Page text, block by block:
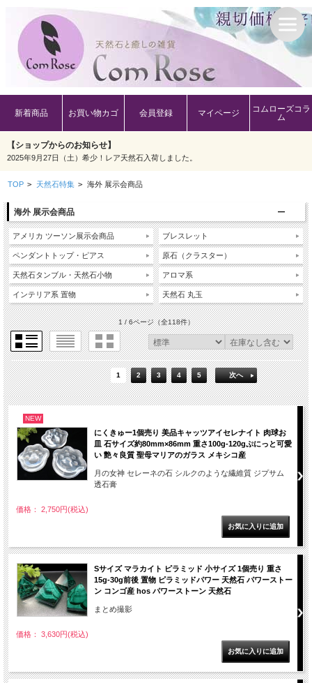
新着商品 お買い物カゴ 会員登録 マイページ
コムローズコラ
ム
【ショップからのお知らせ】
2025年9月27日（土）希少！レア天然石入荷しました。
TOP > 天然石特集 > 海外 展示会商品
海外 展示会商品
アメリカ ツーソン展示会商品
ペンダントトップ・ピアス
天然石タンブル・天然石小物
インテリア系 置物
ブレスレット
原石（クラスター）
アロマ系
天然石 丸玉
1 / 6ページ（全118件）
1 2 3 4 5 次へ
NEW
にくきゅー1個売り 美品キャッツアイセレナイト 肉球お
皿 石サイズ約80mm×86mm 重さ100g-120gぷにっと可愛
い 艶々良質 聖母マリアのガラス メキシコ産
月の女神 セレーネの石 シルクのような繊維質 ジプサム
透石膏
価格： 2,750円(税込)
Sサイズ マラカイト ピラミッド 小サイズ 1個売り 重さ
15g-30g前後 置物 ピラミッドパワー 天然石 パワーストー
ン コンゴ産 hos パワーストーン 天然石
まとめ撮影
価格： 3,630円(税込)